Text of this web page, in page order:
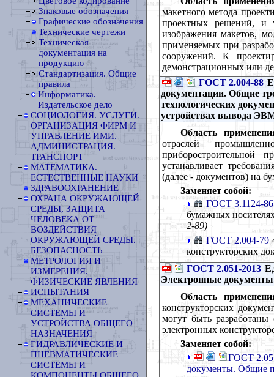
Знаковые обозначения
Графические обозначения
Технические чертежи
Техническая
документация на
продукцию
Стандартизация. Общие
правила
Информатика.
Издательское дело
СОЦИОЛОГИЯ. УСЛУГИ.
ОРГАНИЗАЦИЯ ФИРМ И
УПРАВЛЕНИЕ ИМИ.
АДМИНИСТРАЦИЯ.
ТРАНСПОРТ
МАТЕМАТИКА.
ЕСТЕСТВЕННЫЕ НАУКИ
ЗДРАВООХРАНЕНИЕ
ОХРАНА ОКРУЖАЮЩЕЙ
СРЕДЫ, ЗАЩИТА
ЧЕЛОВЕКА ОТ
ВОЗДЕЙСТВИЯ
ОКРУЖАЮЩЕЙ СРЕДЫ.
БЕЗОПАСНОСТЬ
МЕТРОЛОГИЯ И
ИЗМЕРЕНИЯ.
ФИЗИЧЕСКИЕ ЯВЛЕНИЯ
ИСПЫТАНИЯ
МЕХАНИЧЕСКИЕ
СИСТЕМЫ И
УСТРОЙСТВА ОБЩЕГО
НАЗНАЧЕНИЯ
ГИДРАВЛИЧЕСКИЕ И
ПНЕВМАТИЧЕСКИЕ
СИСТЕМЫ И
макетного метода
проектных решений, и
изображения макетов,
применяемых при
сооружений. К
демонстрационных или
ГОСТ 2.004-88
документации. Общие
технологических
устройствах вывода
Область
отраслей
приборостроительной
устанавливает
(далее - документов) на
Заменяет собой:
ГОСТ 3.1124-86
бумажных
2-89)
ГОСТ 2.004-79
конструкторских
ГОСТ 2.051-2013
Электронные
Область
конструкторских
могут быть
электронных
Заменяет собой:
ГОСТ
документы. Общие